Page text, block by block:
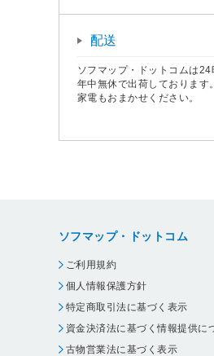
配送
ソフマップ・ドットコムは24
年中無休で出荷しております
家電もおまかせください。
ソフマップ・ドットコム
ご利用規約
個人情報保護方針
特定商取引法に基づく表示
資金決済法に基づく情報提供に
古物営業法に基づく表示